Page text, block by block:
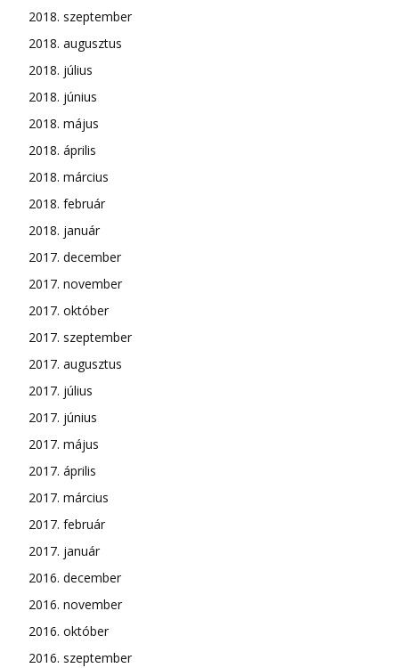
2018. szeptember
2018. augusztus
2018. július
2018. június
2018. május
2018. április
2018. március
2018. február
2018. január
2017. december
2017. november
2017. október
2017. szeptember
2017. augusztus
2017. július
2017. június
2017. május
2017. április
2017. március
2017. február
2017. január
2016. december
2016. november
2016. október
2016. szeptember